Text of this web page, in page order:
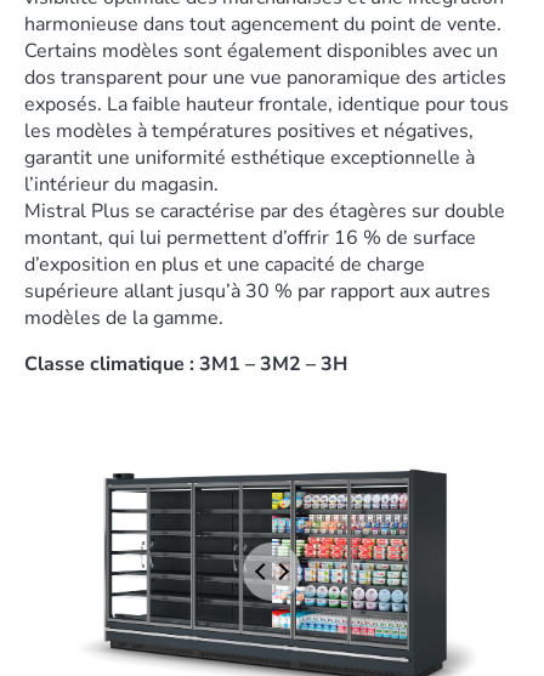
harmonieuse dans tout agencement du point de vente.
Certains modèles sont également disponibles avec un
dos transparent pour une vue panoramique des articles
exposés. La faible hauteur frontale, identique pour tous
les modèles à températures positives et négatives,
garantit une uniformité esthétique exceptionnelle à
l’intérieur du magasin.
Mistral Plus se caractérise par des étagères sur double
montant, qui lui permettent d’offrir 16 % de surface
d’exposition en plus et une capacité de charge
supérieure allant jusqu’à 30 % par rapport aux autres
modèles de la gamme.
Classe climatique : 3M1 – 3M2 – 3H